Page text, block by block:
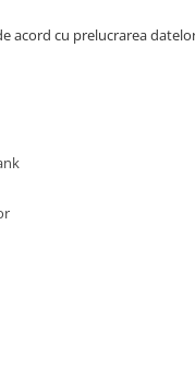
acord cu prelucrarea